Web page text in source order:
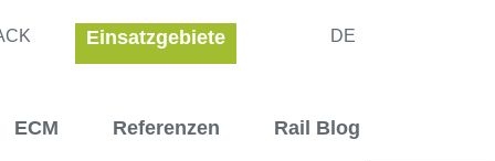
Einsatzgebiete DE
ECM Referenzen Rail Blog